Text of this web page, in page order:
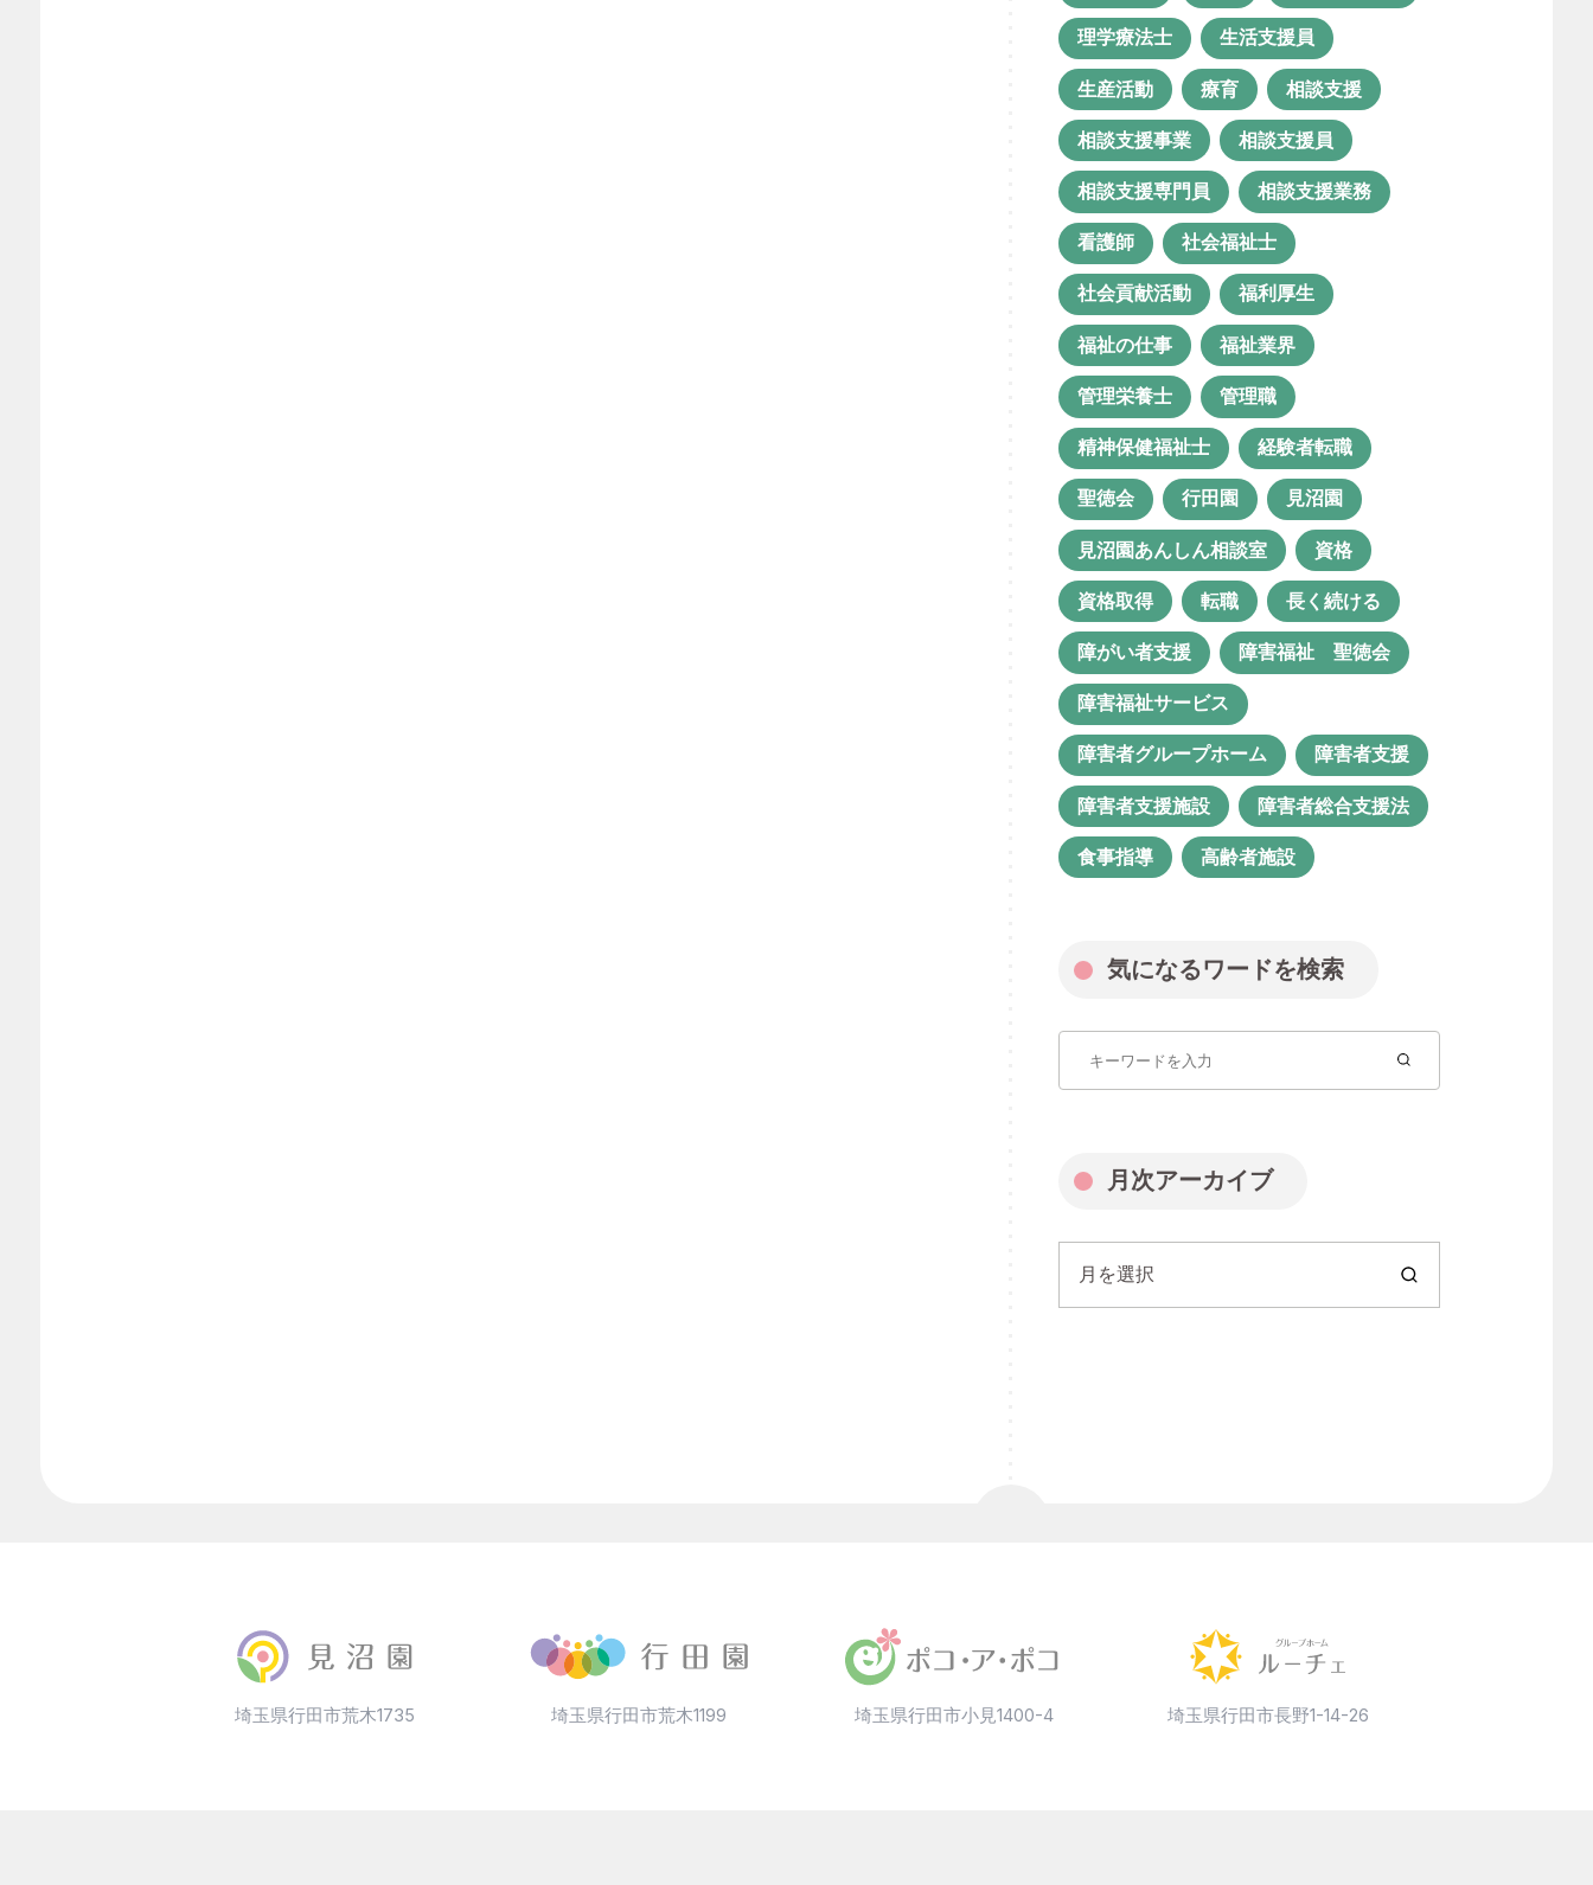
地域生活 地域連携
夫婦で勤務 子ども
子どもの成長 安定
実習 年間行事 支援制度
支援級 放課後等デイサービス
新卒 新棟
日中サービス支援型
未経験転職
栄養管理 活動
特別支援学校 理学療法士
生活支援員 生産活動
相談支援 相談支援事業
相談支援員 相談支援専門員
相談支援業務
社会福祉士 社会貢献活動
福利厚生 福祉の仕事
福祉業界 管理栄養士
経験者転職 聖徳会
資格 転職
障害福祉 聖徳会
障害者支援 障害者支援施設
理学療法士 生活支援員
生産活動 療育 相談支援
相談支援事業 相談支援員
相談支援専門員 相談支援業務
看護師 社会福祉士
社会貢献活動 福利厚生
福祉の仕事 福祉業界
管理栄養士 管理職
精神保健福祉士 経験者転職
聖徳会 行田園 見沼園
見沼園あんしん相談室 資格
資格取得 転職 長く続ける
障がい者支援 障害福祉 聖徳会
障害福祉サービス
障害者グループホーム 障害者支援
障害者支援施設 障害者総合支援法
食事指導 高齢者施設
気になるワードを検索
月次アーカイブ
月を選択
埼玉県行田市荒木1735 埼玉県行田市荒木1199 埼玉県行田市小見1400-4 埼玉県行田市長野1-14-26